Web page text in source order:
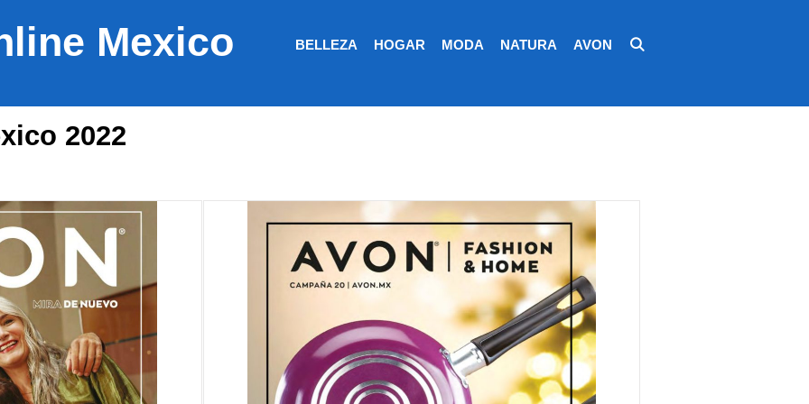
Mexico BELLEZA HOGAR MODA NATURA AVON
2022